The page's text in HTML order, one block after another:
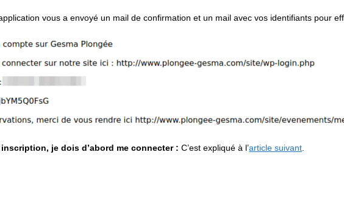
vous a envoyé un mail de confirmation et un mail avec vos identifiants pour
je dois d’abord me connecter : C’est expliqué à l’article suivant